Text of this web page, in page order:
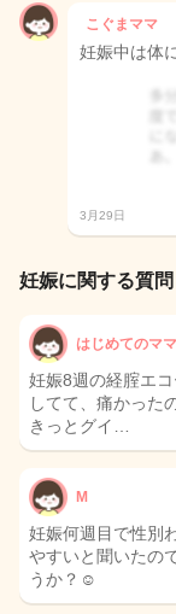
こぐまママ
妊娠中は体
3月29日
妊娠に関する質問
はじめてのマ
妊娠8週の経腟エ
してて、痛かった
きっとグイ…
M
妊娠何週目で性別
やすいと聞いたの
うか？☺️